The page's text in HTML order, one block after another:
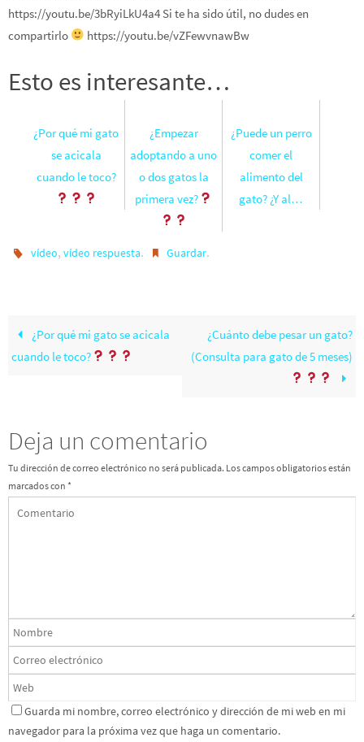
https://youtu.be/3bRyiLkU4a4 Si te ha sido útil, no dudes en
compartirlo
https://youtu.be/vZFewvnawBw
Esto es interesante…
¿Por qué mi gato
se acicala
cuando le toco?
¿Empezar
adoptando a uno
o dos gatos la
primera vez?
¿Puede un perro
comer el
alimento del
gato? ¿Y al…
vídeo,vídeo respuesta. Guardar.
¿Por qué mi gato se acicala
cuando le toco?
¿Cuánto debe pesar un gato?
(Consulta para gato de 5 meses)
Deja un comentario
Tu dirección de correo electrónico no será publicada. Los campos obligatorios están
marcados con *
Guarda mi nombre, correo electrónico y dirección de mi web en mi
navegador para la próxima vez que haga un comentario.